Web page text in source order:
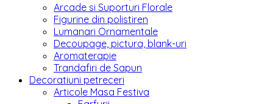
Arcade si Suporturi Florale
Figurine din polistiren
Lumanari Ornamentale
Decoupage, pictura, blank-uri
Aromaterapie
Trandafiri de Sapun
Decoratiuni petreceri
Articole Masa Festiva